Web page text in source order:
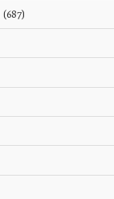
(687)